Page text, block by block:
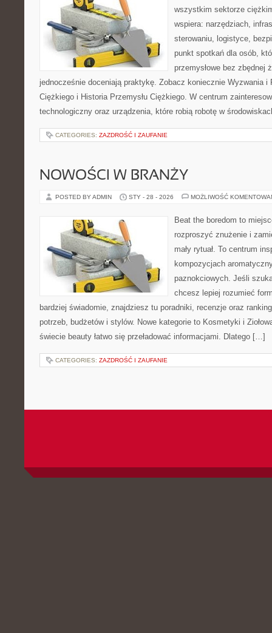
wszystkim sektorze
wspiera: narzędziach,
sterowaniu, logistyce,
punkt spotkań dla osób,
przemysłowe bez zbędnej
jednocześnie doceniają praktykę. Zobacz koniecznie Wyzwania i
Ciężkiego i Historia Przemysłu Ciężkiego. W centrum
technologiczny oraz urządzenia, które robią robotę w
CATEGORIES: ZAZDROŚĆ I ZAUFANIE
NOWOŚCI W BRANŻY
POSTED BY ADMIN STY - 28 - 2026 MOŻLIWOŚĆ
Beat the boredom to
rozproszyć znużenie i
mały rytuał. To centrum
kompozycjach
paznokciowych. Jeśli
chcesz lepiej rozumieć
bardziej świadomie, znajdziesz tu poradniki, recenzje oraz
potrzeb, budżetów i stylów. Nowe kategorie to Kosmetyki i
świecie beauty łatwo się przeładować informacjami. Dlatego […]
CATEGORIES: ZAZDROŚĆ I ZAUFANIE